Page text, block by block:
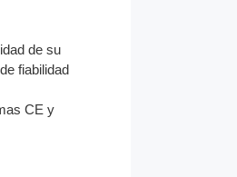
de su
fiabilidad
CE y